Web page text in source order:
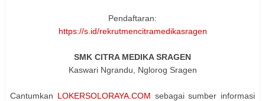
Pendaftaran:
https://s.id/rekrutmencitramedikasragen
SMK CITRA MEDIKA SRAGEN
Kaswari Ngrandu, Nglorog Sragen
Cantumkan LOKERSOLORAYA.COM sebagai sumber informasi